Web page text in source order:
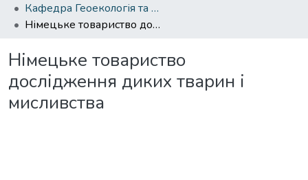
Кафедра Геоекологія та землеустрій
Німецьке товариство дослідження диких тварин і мисливства
Німецьке товариство
дослідження диких тварин і
мисливства